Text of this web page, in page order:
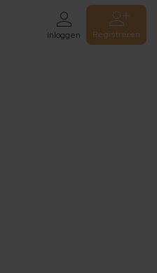
Inloggen Registreren